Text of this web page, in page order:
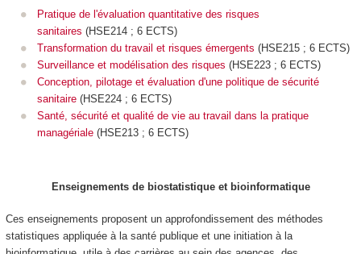
Pratique de l'évaluation quantitative des risques
sanitaires (HSE214 ; 6 ECTS)
Transformation du travail et risques émergents (HSE215 ; 6 ECTS)
Surveillance et modélisation des risques (HSE223 ; 6 ECTS)
Conception, pilotage et évaluation d'une politique de sécurité
sanitaire(HSE224 ; 6 ECTS)
Santé, sécurité et qualité de vie au travail dans la pratique
managériale(HSE213 ; 6 ECTS)
Enseignements de biostatistique et bioinformatique
Ces enseignements proposent un approfondissement des méthodes
statistiques appliquée à la santé publique et une initiation à la